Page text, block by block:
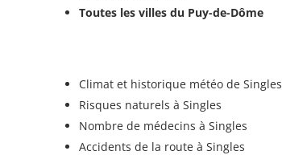
Toutes les villes du Puy-de-Dôme
Climat et historique météo de Singles
Risques naturels à Singles
Nombre de médecins à Singles
Accidents de la route à Singles